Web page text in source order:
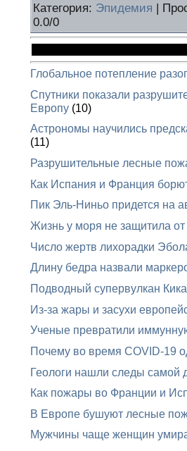
Категория: Эпидемия |
0.0/0
Глобальное потепление
Спутники показали
Европу (10)
Астрономы научились
(11)
Разрушительные лесные
Как Испания и Франция
Пик Эль-Ниньо придется на
Жизнь у моря не защитила
Число жертв лихорадки
Длину бедра назвали
Подводный супервулкан
Из-за жары и засухи
Ученые превратили
Почему во время COVID-19
Геологи нашли следы самой
Как пожары во Франции и
В Европе бушуют лесные
Мужчины чаще женщин